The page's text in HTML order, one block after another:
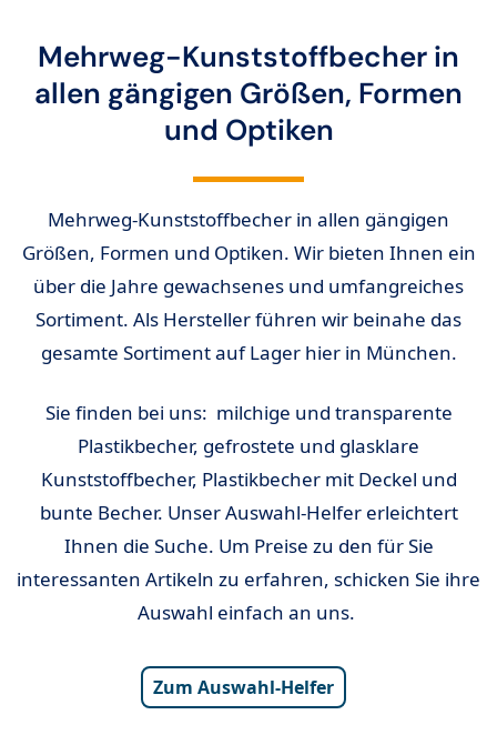
Mehrweg-Kunststoffbecher in
allen gängigen Größen, Formen
und Optiken
Mehrweg-Kunststoffbecher in allen gängigen
Größen, Formen und Optiken. Wir bieten Ihnen ein
über die Jahre gewachsenes und umfangreiches
Sortiment. Als Hersteller führen wir beinahe das
gesamte Sortiment auf Lager hier in München.
Sie finden bei uns: milchige und transparente
Plastikbecher, gefrostete und glasklare
Kunststoffbecher, Plastikbecher mit Deckel und
bunte Becher. Unser Auswahl-Helfer erleichtert
Ihnen die Suche. Um Preise zu den für Sie
interessanten Artikeln zu erfahren, schicken Sie ihre
Auswahl einfach an uns.
Zum Auswahl-Helfer